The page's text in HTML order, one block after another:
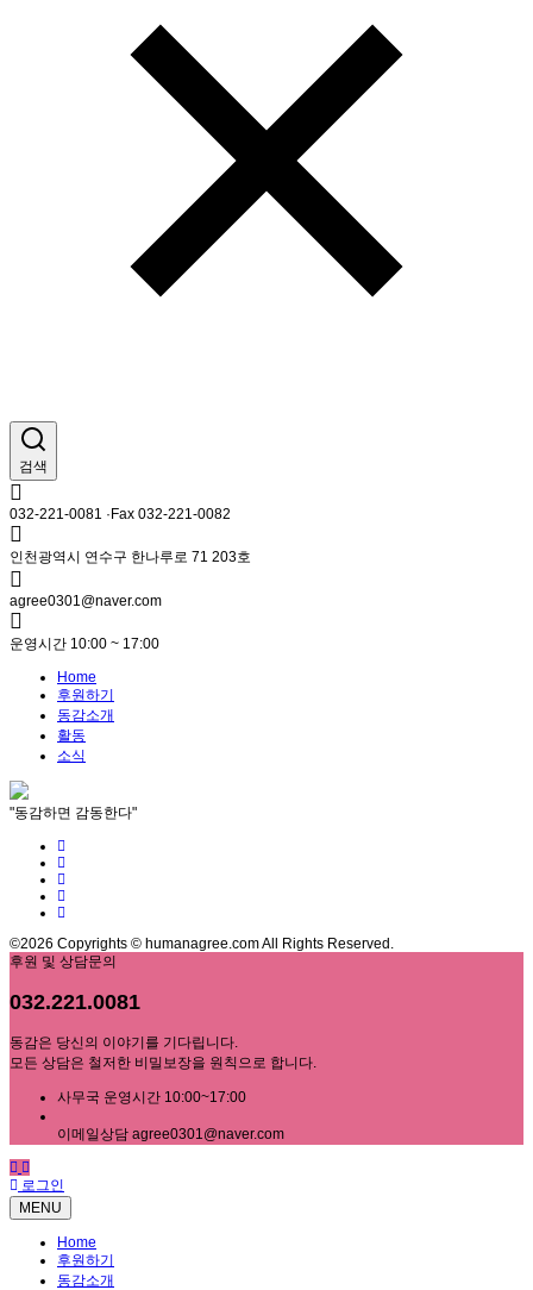
검색
032-221-0081 ·Fax 032-221-0082
인천광역시 연수구 한나루로 71 203호
agree0301@naver.com
운영시간 10:00 ~ 17:00
Home
후원하기
동감소개
활동
소식
"동감하면 감동한다"
©2026 Copyrights © humanagree.com All Rights Reserved.
후원 및 상담문의
032.221.0081
동감은 당신의 이야기를 기다립니다.
모든 상담은 철저한 비밀보장을 원칙으로 합니다.
사무국 운영시간 10:00~17:00
이메일상담 agree0301@naver.com
로그인
MENU
Home
후원하기
동감소개